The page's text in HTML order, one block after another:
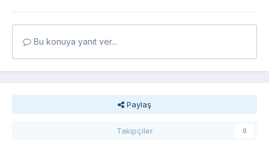
Bu konuya yanıt ver...
Paylaş
Takipçiler 0